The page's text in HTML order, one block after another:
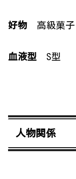
好物 高級菓子
血液型 S型
人物関係